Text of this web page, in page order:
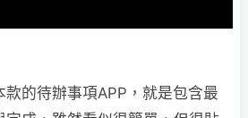
的待辦事項APP，就是包含最